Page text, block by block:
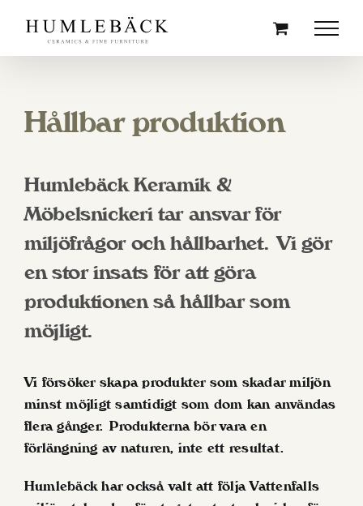
content
Hållbar produktion
Humlebäck Keramik &
Möbelsnickeri tar ansvar för
miljöfrågor och hållbarhet. Vi gör
en stor insats för att göra
produktionen så hållbar som
möjligt.
Vi försöker skapa produkter som skadar miljön
minst möjligt samtidigt som dom kan användas
flera gånger. Produkterna bör vara en
förlängning av naturen, inte ett resultat.
Humlebäck har också valt att följa Vattenfalls